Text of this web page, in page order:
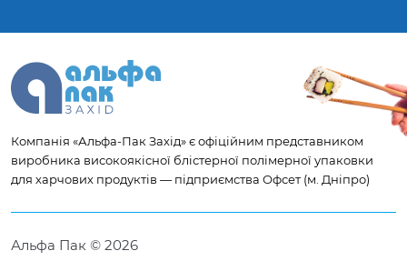
Компанія «Альфа-Пак Захід» є офіційним представником
виробника високоякісної блістерної полімерної упаковки
для харчових продуктів — підприємства Офсет (м. Дніпро)
Альфа Пак © 2026